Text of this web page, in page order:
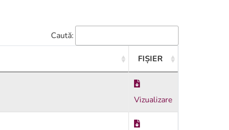
Caută:
FIȘIER
Vizualizare